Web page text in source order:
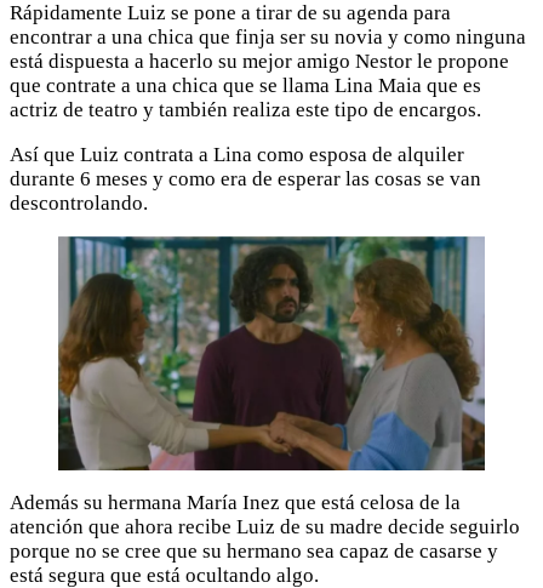
Rápidamente Luiz se pone a tirar de su agenda para
encontrar a una chica que finja ser su novia y como ninguna
está dispuesta a hacerlo su mejor amigo Nestor le propone
que contrate a una chica que se llama Lina Maia que es
actriz de teatro y también realiza este tipo de encargos.
Así que Luiz contrata a Lina como esposa de alquiler
durante 6 meses y como era de esperar las cosas se van
descontrolando.
Además su hermana María Inez que está celosa de la
atención que ahora recibe Luiz de su madre decide seguirlo
porque no se cree que su hermano sea capaz de casarse y
está segura que está ocultando algo.